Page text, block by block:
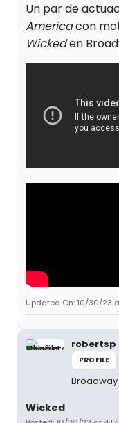
Un par de
Americacon
Wickeden
Updated On: 10/30/23
robertsp
PROFILE
Wicked